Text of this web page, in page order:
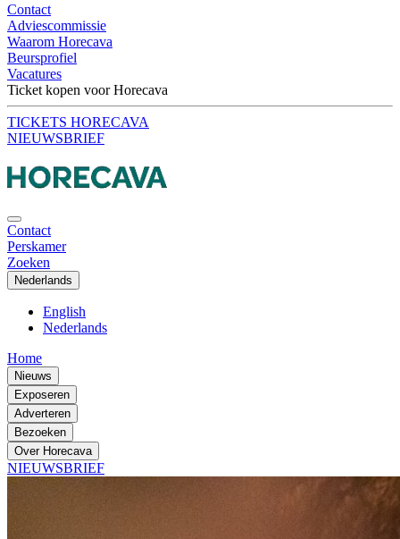
Contact
Adviescommissie
Waarom Horecava
Beursprofiel
Vacatures
Ticket kopen voor Horecava
TICKETS HORECAVA
NIEUWSBRIEF
Contact
Perskamer
Zoeken
Nederlands
English
Nederlands
Home
Nieuws
Exposeren
Adverteren
Bezoeken
Over Horecava
NIEUWSBRIEF